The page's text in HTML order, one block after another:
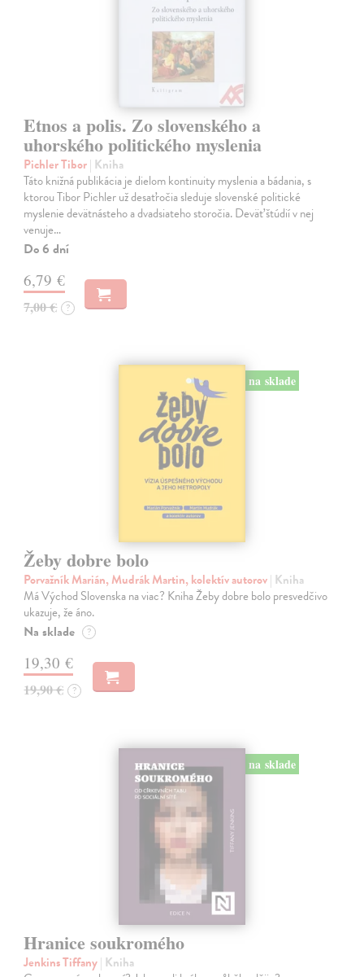
Etnos a polis. Zo slovenského a
uhorského politického myslenia
Pichler Tibor| Kniha
Táto knižná publikácia je dielom kontinuity myslenia a bádania, s
ktorou Tibor Pichler už desaťročia sleduje slovenské politické
myslenie devätnásteho a dvadsiateho storočia. Deväť štúdií v nej
venuje…
Do 6 dní
6,79 €
7,00 € ?
na sklade
Žeby dobre bolo
Porvažník Marián, Mudrák Martin, kolektív autorov| Kniha
Má Východ Slovenska na viac? Kniha Žeby dobre bolo presvedčivo
ukazuje, že áno.
Na sklade ?
19,30 €
19,90 € ?
na sklade
Hranice soukromého
Jenkins Tiffany| Kniha